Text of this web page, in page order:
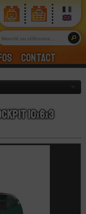
Contact
10x6x3